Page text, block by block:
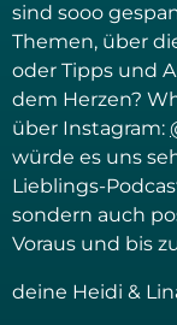
sind sooo
Themen, über
oder Tipps und
dem Herzen?
über Instagram:
würde es uns
Lieblings-
sondern auch
Voraus und bis
deine Heidi &